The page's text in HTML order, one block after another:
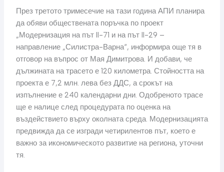
През третото тримесечие на тази година АПИ планира
да обяви обществената поръчка по проект
„Модернизация на път II-71 и на път II-29 –
направление „Силистра-Варна“, информира още тя в
отговор на въпрос от Мая Димитрова. И добави, че
дължината на трасето е 120 километра. Стойността на
проекта е 7,2 млн. лева без ДДС, а срокът на
изпълнение е 240 календарни дни. Одобреното трасе
ще е налице след процедурата по оценка на
въздействието върху околната среда. Модернизацията
предвижда да се изгради четирилентов път, което е
важно за икономическото развитие на региона, уточни
тя.